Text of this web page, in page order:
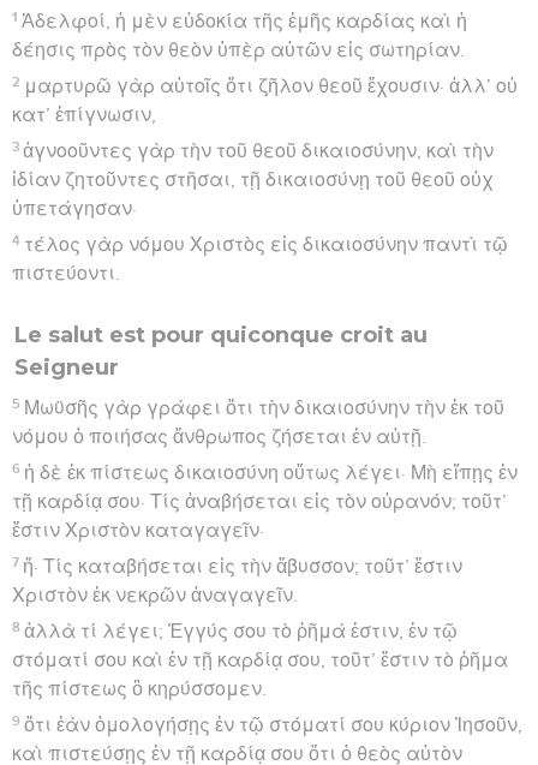
1 Ἀδελφοί, ἡ μὲν εὐδοκία τῆς ἐμῆς καρδίας καὶ ἡ
δέησις πρὸς τὸν θεὸν ὑπὲρ αὐτῶν εἰς σωτηρίαν.
2 μαρτυρῶ γὰρ αὐτοῖς ὅτι ζῆλον θεοῦ ἔχουσιν· ἀλλ’ οὐ
κατ’ ἐπίγνωσιν,
3 ἀγνοοῦντες γὰρ τὴν τοῦ θεοῦ δικαιοσύνην, καὶ τὴν
ἰδίαν ζητοῦντες στῆσαι, τῇ δικαιοσύνῃ τοῦ θεοῦ οὐχ
ὑπετάγησαν·
4 τέλος γὰρ νόμου Χριστὸς εἰς δικαιοσύνην παντὶ τῷ
πιστεύοντι.
Le salut est pour quiconque croit au
Seigneur
5 Μωϋσῆς γὰρ γράφει ὅτι τὴν δικαιοσύνην τὴν ἐκ τοῦ
νόμου ὁ ποιήσας ἄνθρωπος ζήσεται ἐν αὐτῇ.
6 ἡ δὲ ἐκ πίστεως δικαιοσύνη οὕτως λέγει· Μὴ εἴπῃς ἐν
τῇ καρδίᾳ σου· Τίς ἀναβήσεται εἰς τὸν οὐρανόν; τοῦτ’
ἔστιν Χριστὸν καταγαγεῖν·
7 ἤ· Τίς καταβήσεται εἰς τὴν ἄβυσσον; τοῦτ’ ἔστιν
Χριστὸν ἐκ νεκρῶν ἀναγαγεῖν.
8 ἀλλὰ τί λέγει; Ἐγγύς σου τὸ ῥῆμά ἐστιν, ἐν τῷ
στόματί σου καὶ ἐν τῇ καρδίᾳ σου, τοῦτ’ ἔστιν τὸ ῥῆμα
τῆς πίστεως ὃ κηρύσσομεν.
9 ὅτι ἐὰν ὁμολογήσῃς ἐν τῷ στόματί σου κύριον Ἰησοῦν,
καὶ πιστεύσῃς ἐν τῇ καρδίᾳ σου ὅτι ὁ θεὸς αὐτὸν